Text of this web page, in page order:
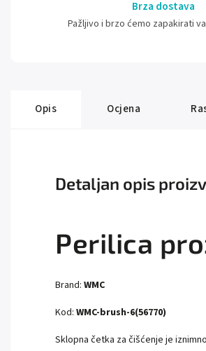
Brza dostava
Pažljivo i brzo ćemo zapakirati
Opis Ocjena
Detaljan opis
Perilica
Brand: WMC
Kod: WMC-brush-6(56770)
Sklopna četka za čišćenje je